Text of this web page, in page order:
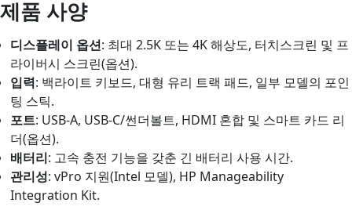
제품 사양
디스플레이 옵션: 최대 2.5K 또는 4K 해상도, 터치스크린 및 프
라이버시 스크린(옵션).
입력: 백라이트 키보드, 대형 유리 트랙 패드, 일부 모델의 포인
팅 스틱.
포트: USB-A, USB-C/썬더볼트, HDMI 혼합 및 스마트 카드 리
더(옵션).
배터리: 고속 충전 기능을 갖춘 긴 배터리 사용 시간.
관리성: vPro 지원(Intel 모델), HP Manageability
Integration Kit.